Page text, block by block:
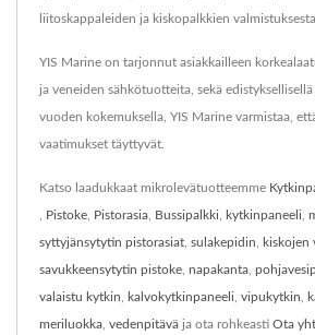
liitoskappaleiden ja kiskopalkkien valmistuksesta
YIS Marine on tarjonnut asiakkailleen
ja veneiden sähkötuotteita, sekä
vuoden kokemuksella, YIS Marine varmistaa,
vaatimukset täyttyvät.
Katso laadukkaat mikrolevätuotteemme
Pistoke Pistorasia Bussipalkki kytkinpaneeli
syttyjänsytytin pistorasiat sulakepidin kiskojen
savukkeensytytin pistoke napakanta
valaistu kytkin kalvokytkinpaneeli vipukytkin
meriluokka vedenpitävä ja ota rohkeasti Ota